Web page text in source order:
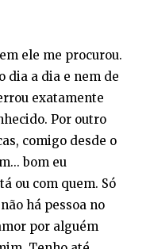
ele me procurou.
dia a dia e nem de
exatamente
Por outro
comigo desde o
bom eu
ou com quem. Só
há pessoa no
por alguém